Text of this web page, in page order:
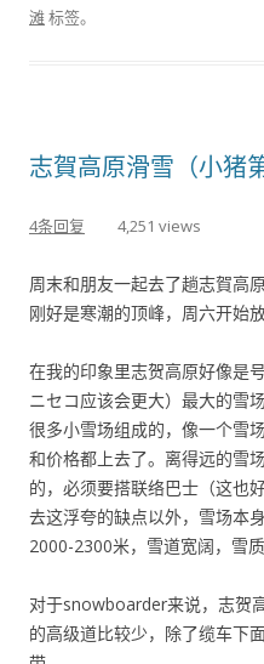
滩标签。
志賀高原滑雪（小猪
4条回复 4,251 views
周末和朋友一起去了趟志賀高
刚好是寒潮的顶峰，周六开始
在我的印象里志贺高原好像是
ニセコ应该会更大）最大的雪
很多小雪场组成的，像一个雪
和价格都上去了。离得远的雪
的，必须要搭联络巴士（这也
去这浮夸的缺点以外，雪场本
2000-2300米，雪道宽阔，雪质
对于snowboarder来说，志贺
的高级道比较少，除了缆车下